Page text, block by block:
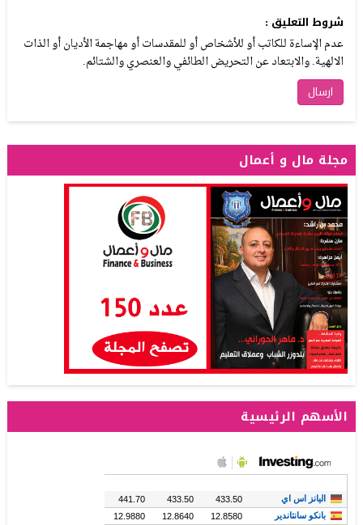
شروط التعليق :
عدم الإساءة للكاتب أو للأشخاص أو للمقدسات أو مهاجمة الأديان أو الذات
الالهية. والابتعاد عن التحريض الطائفي والعنصري والشتائم.
مجلة مال و أعمال
الأسهم الرئيسية